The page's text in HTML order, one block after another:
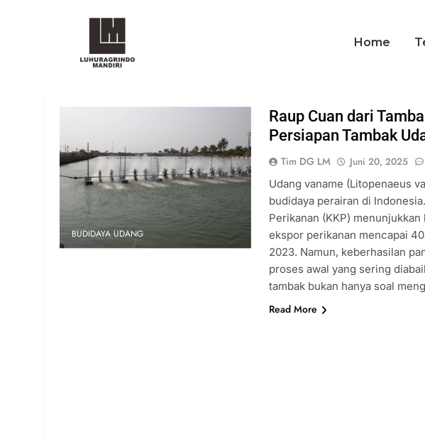
Home
BUDIDAYA UDANG
Raup Cuan dari
Persiapan Tambak
Tim DG LM Juni 20, 2025
Udang vaname (Litopenaeus
budidaya perairan di
Perikanan (KKP)
ekspor perikanan mencapai
2023. Namun, keberhasilan
proses awal yang sering
tambak bukan hanya soal
Read More